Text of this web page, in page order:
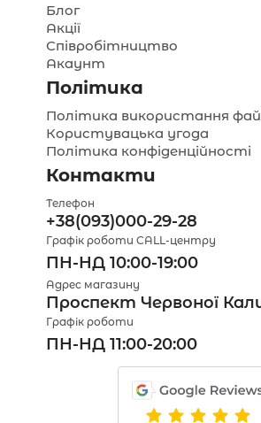
Блог
Акції
Співробітництво
Акаунт
Політика
Політика використання
Користувацька угода
Політика конфіденційності
Контакти
Телефон
+38(093)000-29-28
Графік роботи CALL-центру
ПН-НД 10:00-19:00
Адрес магазину
Проспект Червоної
Графік роботи
ПН-НД 11:00-20:00